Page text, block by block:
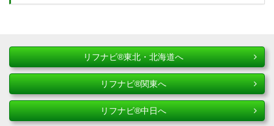
リフナビ®東北・北海道へ
リフナビ®関東へ
リフナビ®中日へ